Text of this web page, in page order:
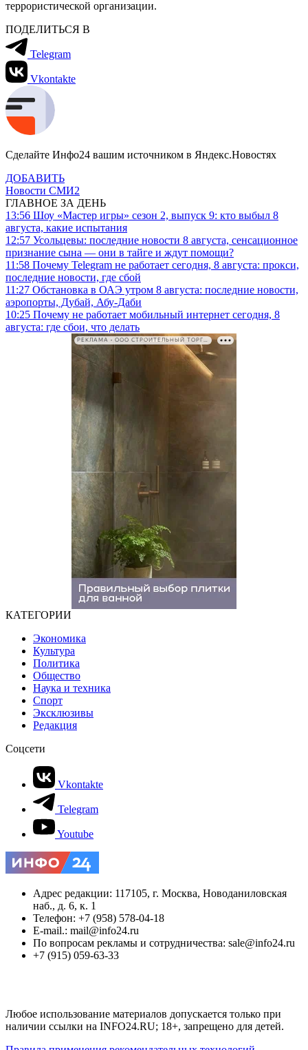
террористической организации.
ПОДЕЛИТЬСЯ В
Telegram
Vkontakte
Сделайте Инфо24 вашим источником в Яндекс.Новостях
ДОБАВИТЬ
Новости СМИ2
ГЛАВНОЕ ЗА ДЕНЬ
13:56 Шоу «Мастер игры» сезон 2, выпуск 9: кто выбыл 8
августа, какие испытания
12:57 Усольцевы: последние новости 8 августа, сенсационное
признание сына — они в тайге и ждут помощи?
11:58 Почему Telegram не работает сегодня, 8 августа: прокси,
последние новости, где сбой
11:27 Обстановка в ОАЭ утром 8 августа: последние новости,
аэропорты, Дубай, Абу-Даби
10:25 Почему не работает мобильный интернет сегодня, 8
августа: где сбои, что делать
РЕКЛАМА • ООО СТРОИТЕЛЬНЫЙ ТОРГОВЫЙ ДОМ «ПЕТРОВИЧ». ИНН: 7802348846
КАТЕГОРИИ
Экономика
Культура
Политика
Общество
Наука и техника
Спорт
Эксклюзивы
Редакция
Соцсети
Vkontakte
Telegram
Youtube
Адрес редакции: 117105, г. Москва, Новоданиловская
наб., д. 6, к. 1
Телефон: +7 (958) 578-04-18
E-mail.: mail@info24.ru
По вопросам рекламы и сотрудничества: sale@info24.ru
+7 (915) 059-63-33
Любое использование материалов допускается только при
наличии ссылки на INFO24.RU; 18+, запрещено для детей.